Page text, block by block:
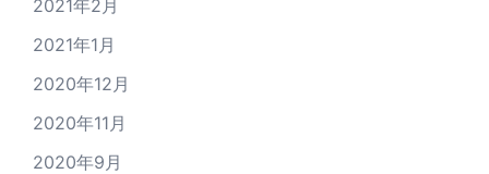
2021年2月
2021年1月
2020年12月
2020年11月
2020年9月